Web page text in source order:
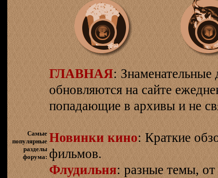
ГЛАВНАЯ: Знаменательные
обновляются на сайте
попадающие в архивы и не
Самые
популярные
разделы
форума:
Новинки кино: Краткие
фильмов.
Флудильня: разные темы,